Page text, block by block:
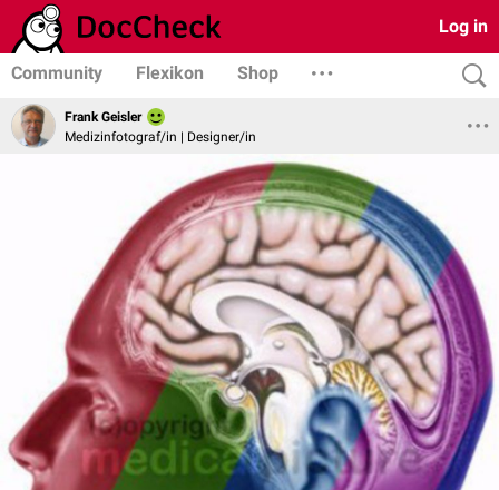
Log in
Community Flexikon Shop
Frank Geisler
Medizinfotograf/in | Designer/in